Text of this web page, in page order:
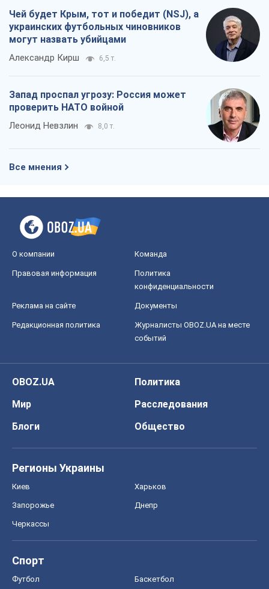
Чей будет Крым, тот и победит (NSJ), а
украинских футбольных чиновников
могут назвать убийцами
Александр Кирш 6,5 т.
Запад проспал угрозу: Россия может
проверить НАТО войной
Леонид Невзлин 8,0 т.
Все мнения
О компании Команда
Правовая информация
Политика
конфиденциальности
Реклама на сайте Документы
Редакционная политика
Журналисты OBOZ.UA на месте
событий
OBOZ.UA
Политика
Мир
Расследования
Блоги
Общество
Регионы Украины
Киев Харьков
Запорожье Днепр
Черкассы
Спорт
Футбол Баскетбол